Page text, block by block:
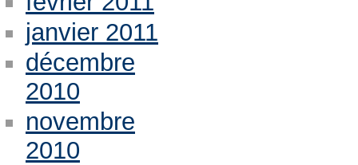
janvier 2011
décembre
2010
novembre
2010